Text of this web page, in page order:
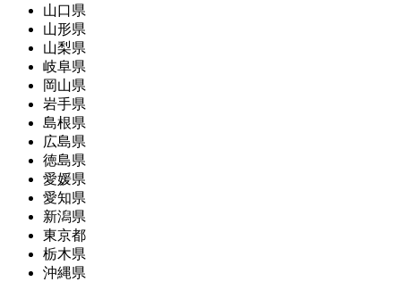
山口県
山形県
山梨県
岐阜県
岡山県
岩手県
島根県
広島県
徳島県
愛媛県
愛知県
新潟県
東京都
栃木県
沖縄県